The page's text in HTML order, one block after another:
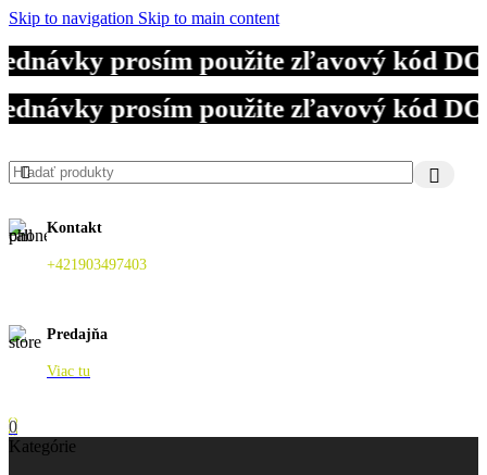
Skip to navigation Skip to main content
prosím použite zľavový kód
prosím použite zľavový kód
prosím použite zľavový kód
Kontakt
+421903497403
Predajňa
Viac tu
0
Kategórie